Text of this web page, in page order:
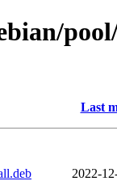
Last
2022-